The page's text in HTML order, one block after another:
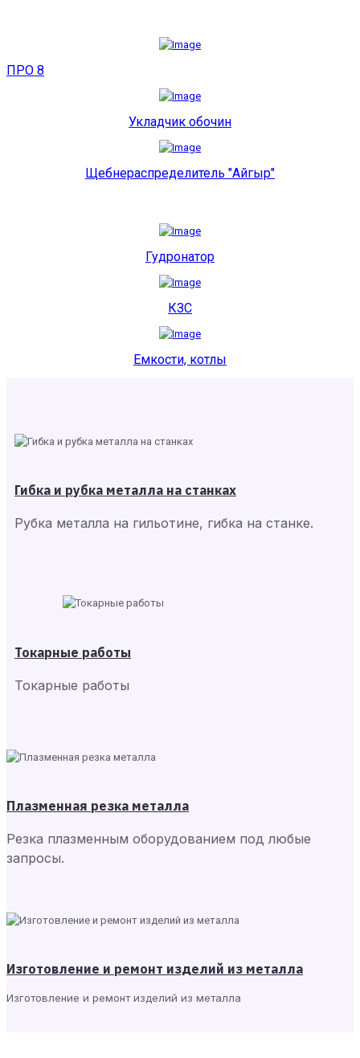
ПРО 8
Укладчик обочин
Щебнераспределитель "Айгыр"
Гудронатор
КЗС
Емкости, котлы
Гибка и рубка металла на станках
Рубка металла на гильотине, гибка на станке.
Токарные работы
Токарные работы
Плазменная резка металла
Резка плазменным оборудованием под любые
запросы.
Изготовление и ремонт изделий из металла
Изготовление и ремонт изделий из металла